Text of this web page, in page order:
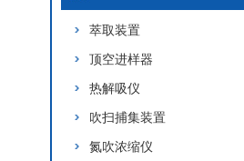
萃取装置
顶空进样器
热解吸仪
吹扫捕集装置
氮吹浓缩仪